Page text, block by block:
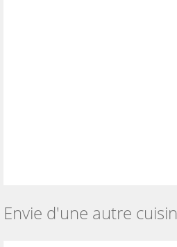
Envie d'une autre